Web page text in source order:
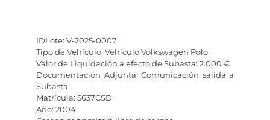
IDLote: V-2025-0007
Tipo de Vehículo: Vehículo Volkswagen Polo
Valor de Liquidación a efecto de Subasta: 2.000 €
Documentación Adjunta: Comunicación salida a
Subasta
Matrícula: 5637CSD
Año: 2004